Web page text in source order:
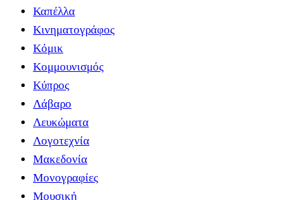
Καπέλλα
Κινηματογράφος
Κόμικ
Κομμουνισμός
Κύπρος
Λάβαρο
Λευκώματα
Λογοτεχνία
Μακεδονία
Μονογραφίες
Μουσική